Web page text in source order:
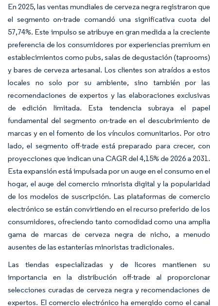
En 2025, las ventas mundiales de cerveza negra registraron que
el segmento on-trade comandó una significativa cuota del
57,74%. Este impulso se atribuye en gran medida a la creciente
preferencia de los consumidores por experiencias premium en
establecimientos como pubs, salas de degustación (taprooms)
y bares de cerveza artesanal. Los clientes son atraídos a estos
locales no solo por su ambiente, sino también por las
recomendaciones de expertos y las elaboraciones exclusivas
de edición limitada. Esta tendencia subraya el papel
fundamental del segmento on-trade en el descubrimiento de
marcas y en el fomento de los vínculos comunitarios. Por otro
lado, el segmento off-trade está preparado para crecer, con
proyecciones que indican una CAGR del 4,15% de 2026 a 2031.
Esta expansión está impulsada por un auge en el consumo en el
hogar, el auge del comercio minorista digital y la popularidad
de los modelos de suscripción. Las plataformas de comercio
electrónico se están convirtiendo en el recurso preferido de los
consumidores, ofreciendo tanto comodidad como una amplia
gama de marcas de cerveza negra de nicho, a menudo
ausentes de las estanterías minoristas tradicionales.
Las tiendas especializadas y de licores mantienen su
importancia en la distribución off-trade al proporcionar
selecciones curadas de cerveza negra y recomendaciones de
expertos. El comercio electrónico ha emergido como el canal